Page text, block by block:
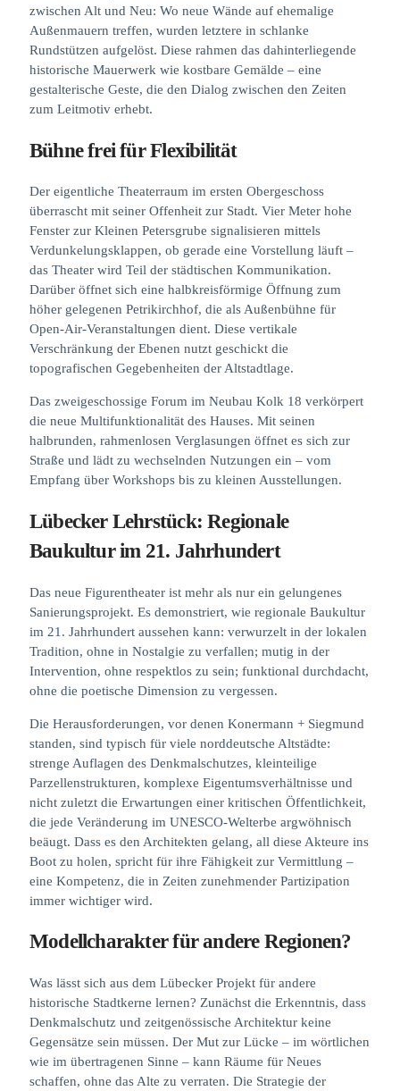
zwischen Alt und Neu: Wo neue Wände auf ehemalige
Außenmauern treffen, wurden letztere in schlanke
Rundstützen aufgelöst. Diese rahmen das dahinterliegende
historische Mauerwerk wie kostbare Gemälde – eine
gestalterische Geste, die den Dialog zwischen den Zeiten
zum Leitmotiv erhebt.
Bühne frei für Flexibilität
Der eigentliche Theaterraum im ersten Obergeschoss
überrascht mit seiner Offenheit zur Stadt. Vier Meter hohe
Fenster zur Kleinen Petersgrube signalisieren mittels
Verdunkelungsklappen, ob gerade eine Vorstellung läuft –
das Theater wird Teil der städtischen Kommunikation.
Darüber öffnet sich eine halbkreisförmige Öffnung zum
höher gelegenen Petrikirchhof, die als Außenbühne für
Open-Air-Veranstaltungen dient. Diese vertikale
Verschränkung der Ebenen nutzt geschickt die
topografischen Gegebenheiten der Altstadtlage.
Das zweigeschossige Forum im Neubau Kolk 18 verkörpert
die neue Multifunktionalität des Hauses. Mit seinen
halbrunden, rahmenlosen Verglasungen öffnet es sich zur
Straße und lädt zu wechselnden Nutzungen ein – vom
Empfang über Workshops bis zu kleinen Ausstellungen.
Lübecker Lehrstück: Regionale
Baukultur im 21. Jahrhundert
Das neue Figurentheater ist mehr als nur ein gelungenes
Sanierungsprojekt. Es demonstriert, wie regionale Baukultur
im 21. Jahrhundert aussehen kann: verwurzelt in der lokalen
Tradition, ohne in Nostalgie zu verfallen; mutig in der
Intervention, ohne respektlos zu sein; funktional durchdacht,
ohne die poetische Dimension zu vergessen.
Die Herausforderungen, vor denen Konermann + Siegmund
standen, sind typisch für viele norddeutsche Altstädte:
strenge Auflagen des Denkmalschutzes, kleinteilige
Parzellenstrukturen, komplexe Eigentumsverhältnisse und
nicht zuletzt die Erwartungen einer kritischen Öffentlichkeit,
die jede Veränderung im UNESCO-Welterbe argwöhnisch
beäugt. Dass es den Architekten gelang, all diese Akteure ins
Boot zu holen, spricht für ihre Fähigkeit zur Vermittlung –
eine Kompetenz, die in Zeiten zunehmender Partizipation
immer wichtiger wird.
Modellcharakter für andere Regionen?
Was lässt sich aus dem Lübecker Projekt für andere
historische Stadtkerne lernen? Zunächst die Erkenntnis, dass
Denkmalschutz und zeitgenössische Architektur keine
Gegensätze sein müssen. Der Mut zur Lücke – im wörtlichen
wie im übertragenen Sinne – kann Räume für Neues
schaffen, ohne das Alte zu verraten. Die Strategie der